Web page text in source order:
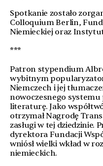
Spotkanie zostało
Colloquium Berlin,
Niemieckiej oraz
***
Patron stypendium
wybitnym
Niemczech i jej
nowoczesnego
literaturę. Jako
otrzymał Nagrodę
zasługi w tej dziedzinie.
dyrektora Fundacji
wniósł wielki wkład w
niemieckich.